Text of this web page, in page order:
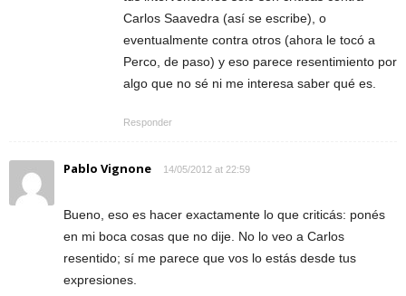
Carlos Saavedra (así se escribe), o
eventualmente contra otros (ahora le tocó a
Perco, de paso) y eso parece resentimiento por
algo que no sé ni me interesa saber qué es.
Responder
Pablo Vignone 14/05/2012 at 22:59
Bueno, eso es hacer exactamente lo que criticás: ponés
en mi boca cosas que no dije. No lo veo a Carlos
resentido; sí me parece que vos lo estás desde tus
expresiones.